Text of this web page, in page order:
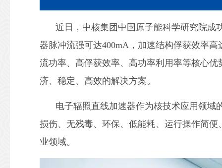
近日，中核集团中国原子能科学研究院成
器脉冲流强可达400mA，加速结构俘获效率
流功率、高俘获效率、高功率利用率等核心
济、稳定、高效的解决方案。
电子辐照直线加速器作为核技术应用领
损伤、无残毒、环保、低能耗、运行操作简
业领域。